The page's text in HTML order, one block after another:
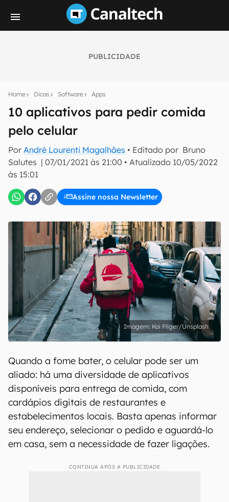
PUBLICIDADE
Home Dicas Software Apps
10 aplicativos para pedir comida
pelo celular
Por André Lourenti Magalhães • Editado por Bruno
Salutes | 07/01/2021 às 21:00 • Atualizado 10/05/2022
às 15:01
Assine nossa Newsletter
notícias e reviews sobre tecnologia em primeira
E-mail
Confirmo que li, aceito e concordo com os
Kai Pilger/Unsplash
Quando a fome bater, o celular pode ser um
aliado: há uma diversidade de aplicativos
disponíveis para entrega de comida, com
cardápios digitais de restaurantes e
estabelecimentos locais. Basta apenas informar
seu endereço, selecionar o pedido e aguardá-lo
em casa, sem a necessidade de fazer ligações.
CONTINUA APÓS A PUBLICIDADE